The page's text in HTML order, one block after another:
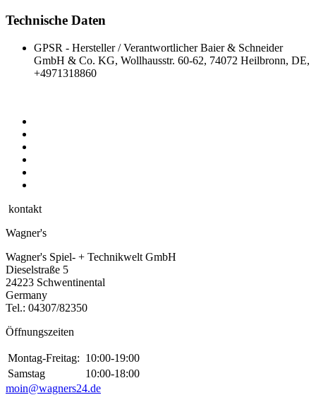
Technische Daten
GPSR - Hersteller / Verantwortlicher Baier & Schneider
GmbH & Co. KG, Wollhausstr. 60-62, 74072 Heilbronn, DE,
+4971318860
kontakt
Wagner's
Wagner's Spiel- + Technikwelt GmbH
Dieselstraße 5
24223 Schwentinental
Germany
Tel.: 04307/82350
Öffnungszeiten
Montag-Freitag: 10:00-19:00
Samstag
10:00-18:00
moin@wagners24.de